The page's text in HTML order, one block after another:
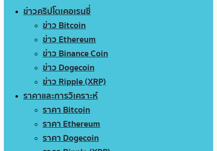
ข่าวคริปโตเคอเรนซี่
ข่าว Bitcoin
ข่าว Ethereum
ข่าว Binance Coin
ข่าว Dogecoin
ข่าว Ripple (XRP)
ราคาและการวิเคราะห์
ราคา Bitcoin
ราคา Ethereum
ราคา Dogecoin